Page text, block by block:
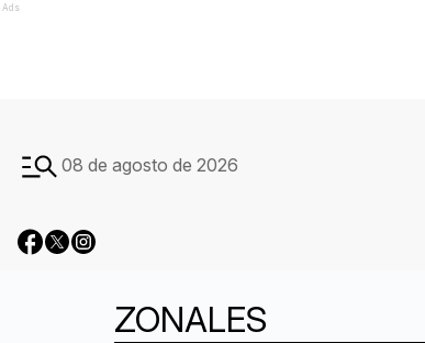
Ads
08 de agosto de 2026
ZONALES